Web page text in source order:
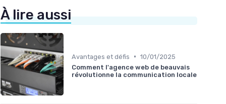
À lire aussi
Avantages et défis • 10/01/2025
Comment l'agence web de beauvais
révolutionne la communication locale